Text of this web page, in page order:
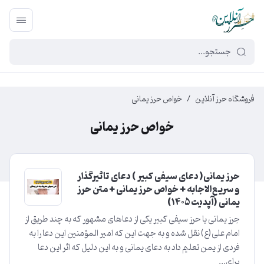
449f43cf-3da2-4422-bb12-2566cb5b8b05
فروشگاه حرز آنلاین / خواص حرز یمانی
خواص حرز یمانی
حرز یمانی( دعای سیفی کبیر ) دعای تاثیرگذار
و سریع‌الاجابه + خواص حرز یمانی + متن حرز
یمانی (آپدیت ۱۴۰5)
حِرز یمانی یا حرز سیفی کبیر یکی از دعاهای مشهور که به چند طریق از
امام علی(ع) نقل شده و به جهت این که امیر المؤمنین این دعا را به
فردی از یمن تعلیم داد به دعای یمانی و به این دلیل که اثر این دعا